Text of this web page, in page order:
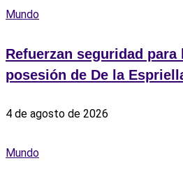
Mundo
Refuerzan seguridad para
posesión de De la
4 de agosto de 2026
Mundo